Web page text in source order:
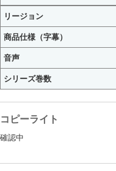
リージョン
商品仕様（字幕）
音声
シリーズ巻数
コピーライト
確認中